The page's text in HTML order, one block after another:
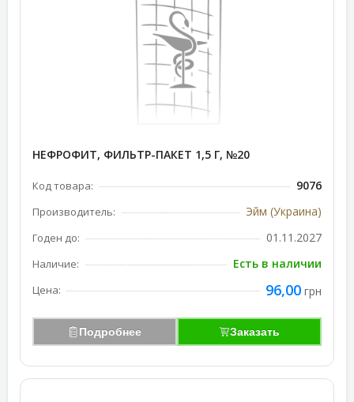
НЕФРОФИТ, ФИЛЬТР-ПАКЕТ 1,5 Г, №20
Код товара: 9076
Производитель: Эйм (Украина)
Годен до: 01.11.2027
Наличие: Есть в наличии
Цена: 96,00 грн
Подробнее Заказать